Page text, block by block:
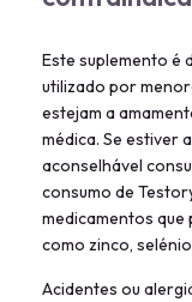
Este suplemento é
utilizado por
estejam a
médica. Se estiver
aconselhável
consumo de
medicamentos
como zinco,
Acidentes ou